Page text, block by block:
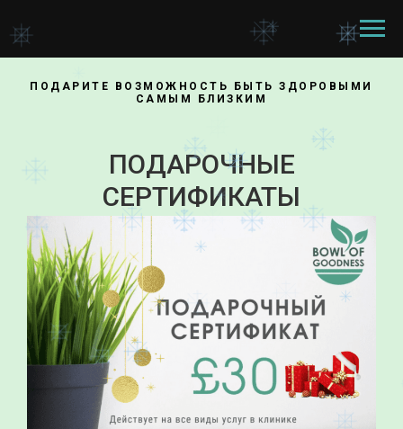
ПОДАРИТЕ ВОЗМОЖНОСТЬ БЫТЬ ЗДОРОВЫМИ
САМЫМ БЛИЗКИМ
ПОДАРОЧНЫЕ
СЕРТИФИКАТЫ